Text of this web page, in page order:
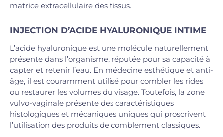
matrice extracellulaire des tissus.
INJECTION D’ACIDE HYALURONIQUE INTIME
L’acide hyaluronique est une molécule naturellement
présente dans l’organisme, réputée pour sa capacité à
capter et retenir l’eau. En médecine esthétique et anti-
âge, il est couramment utilisé pour combler les rides
ou restaurer les volumes du visage. Toutefois, la zone
vulvo-vaginale présente des caractéristiques
histologiques et mécaniques uniques qui proscrivent
l’utilisation des produits de comblement classiques.